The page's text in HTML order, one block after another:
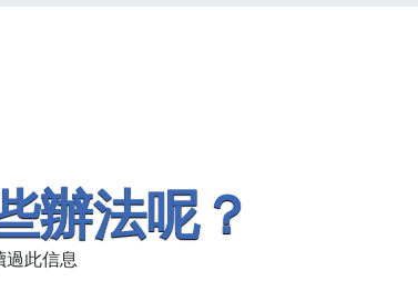
辦法呢？
過此信息